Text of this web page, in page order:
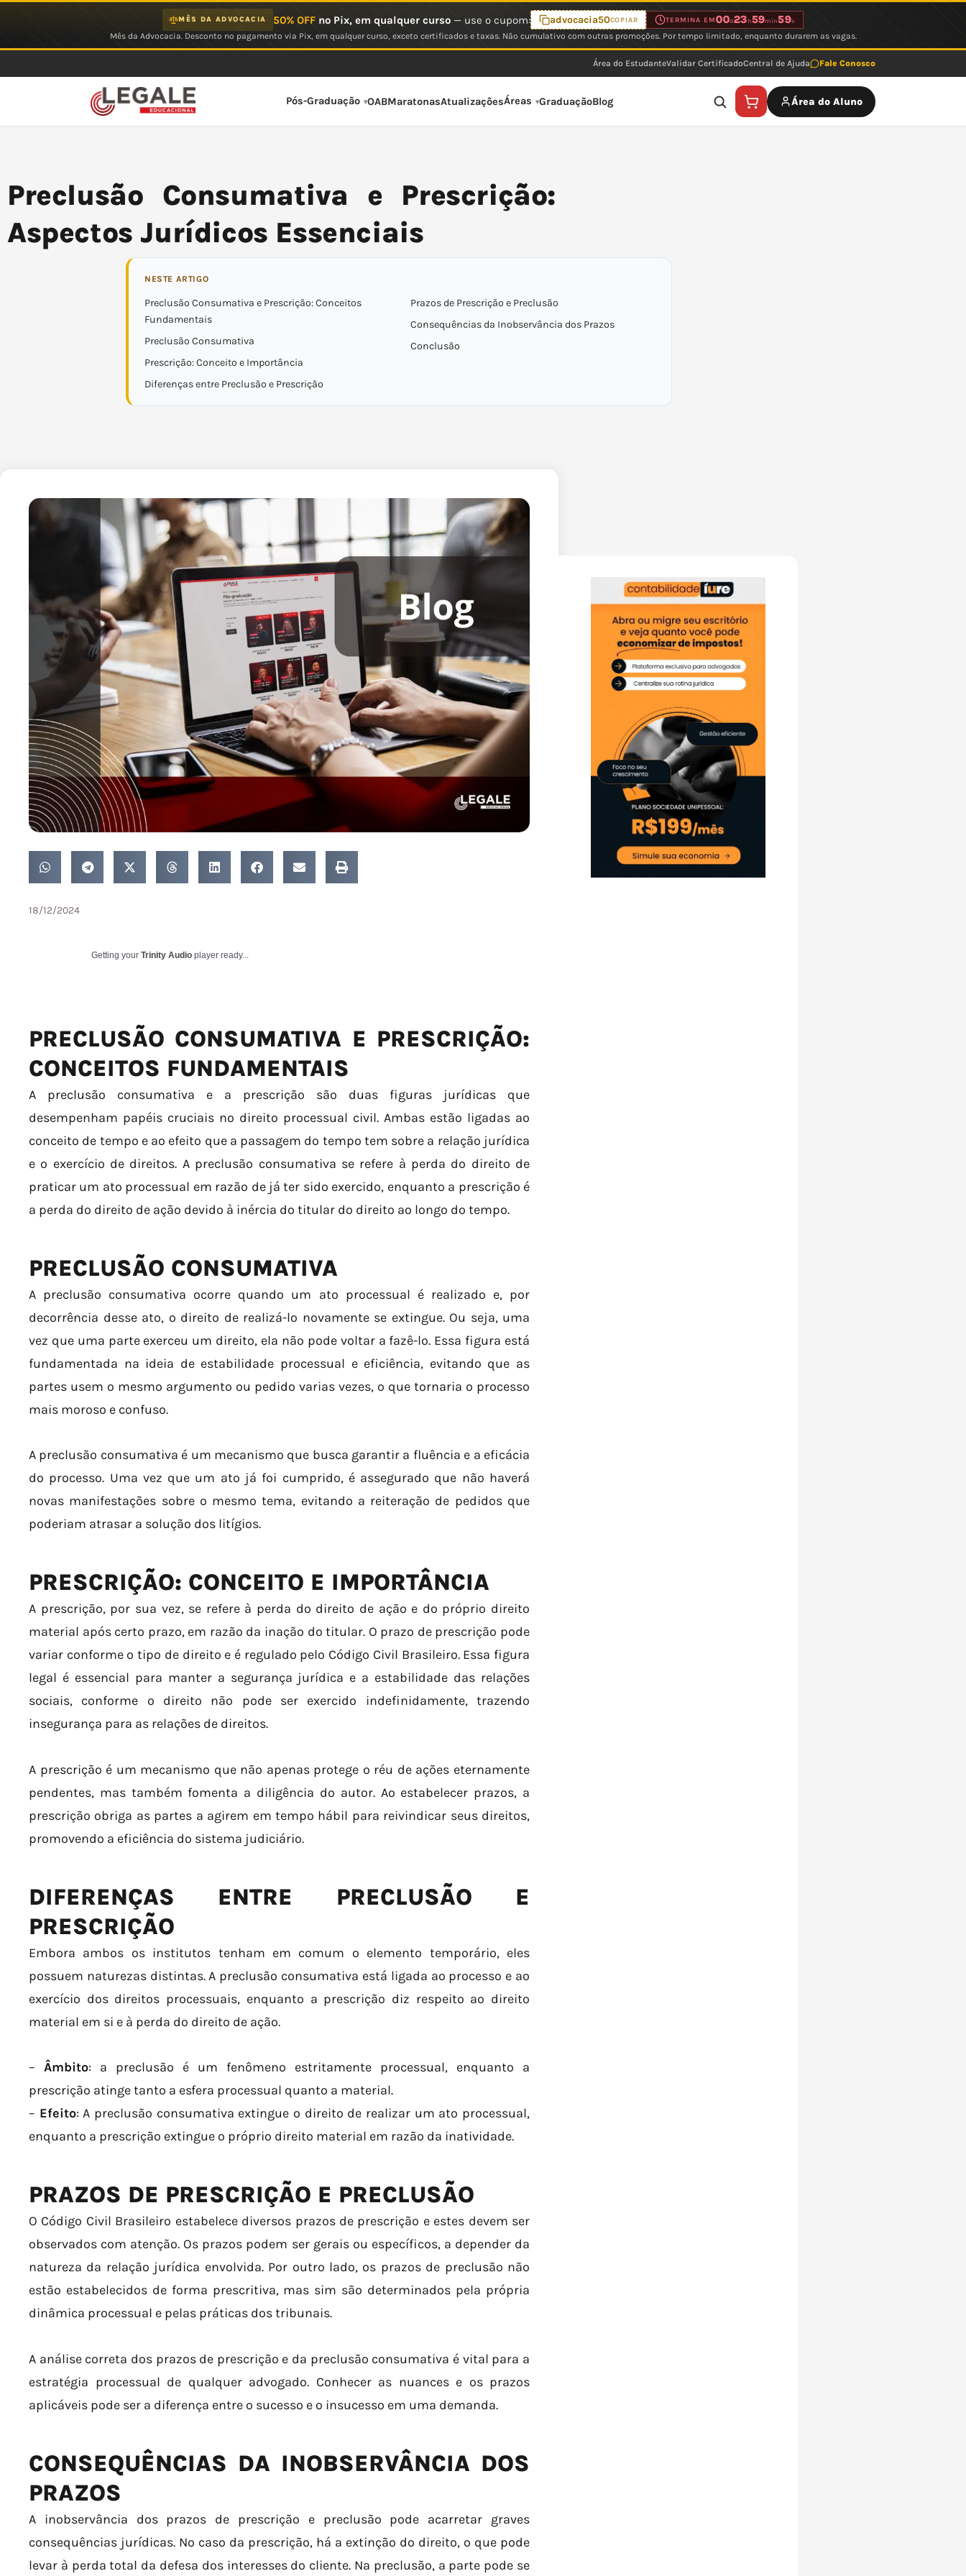
MÊS DA ADVOCACIA 50% OFFno Pix, em qualquer curso— use o cupom: advocacia50COPIAR TERMINA EM00d23 h59min59s
Mês da Advocacia. Desconto no pagamento via Pix, em qualquer curso, exceto certificados e taxas. Não cumulativo com outras promoções. Por tempo limitado, enquanto durarem as vagas.
Área do EstudanteValidar CertificadoCentral de Ajuda Fale Conosco
Pós-Graduação OABMaratonasAtualizaçõesÁreas GraduaçãoBlog Área do Aluno
Preclusão Consumativa e Prescrição:
Aspectos Jurídicos Essenciais
NESTE ARTIGO
Preclusão Consumativa e Prescrição: Conceitos
Fundamentais
Preclusão Consumativa
Prescrição: Conceito e Importância
Diferenças entre Preclusão e Prescrição
Prazos de Prescrição e Preclusão
Consequências da Inobservância dos Prazos
Conclusão
18/12/2024
Getting your Trinity Audio player ready...
PRECLUSÃO CONSUMATIVA E PRESCRIÇÃO:
CONCEITOS FUNDAMENTAIS
A preclusão consumativa e a prescrição são duas figuras jurídicas que
desempenham papéis cruciais no direito processual civil. Ambas estão ligadas ao
conceito de tempo e ao efeito que a passagem do tempo tem sobre a relação jurídica
e o exercício de direitos. A preclusão consumativa se refere à perda do direito de
praticar um ato processual em razão de já ter sido exercido, enquanto a prescrição é
a perda do direito de ação devido à inércia do titular do direito ao longo do tempo.
PRECLUSÃO CONSUMATIVA
A preclusão consumativa ocorre quando um ato processual é realizado e, por
decorrência desse ato, o direito de realizá-lo novamente se extingue. Ou seja, uma
vez que uma parte exerceu um direito, ela não pode voltar a fazê-lo. Essa figura está
fundamentada na ideia de estabilidade processual e eficiência, evitando que as
partes usem o mesmo argumento ou pedido varias vezes, o que tornaria o processo
mais moroso e confuso.
A preclusão consumativa é um mecanismo que busca garantir a fluência e a eficácia
do processo. Uma vez que um ato já foi cumprido, é assegurado que não haverá
novas manifestações sobre o mesmo tema, evitando a reiteração de pedidos que
poderiam atrasar a solução dos litígios.
PRESCRIÇÃO: CONCEITO E IMPORTÂNCIA
A prescrição, por sua vez, se refere à perda do direito de ação e do próprio direito
material após certo prazo, em razão da inação do titular. O prazo de prescrição pode
variar conforme o tipo de direito e é regulado pelo Código Civil Brasileiro. Essa figura
legal é essencial para manter a segurança jurídica e a estabilidade das relações
sociais, conforme o direito não pode ser exercido indefinidamente, trazendo
insegurança para as relações de direitos.
A prescrição é um mecanismo que não apenas protege o réu de ações eternamente
pendentes, mas também fomenta a diligência do autor. Ao estabelecer prazos, a
prescrição obriga as partes a agirem em tempo hábil para reivindicar seus direitos,
promovendo a eficiência do sistema judiciário.
DIFERENÇAS ENTRE PRECLUSÃO E
PRESCRIÇÃO
Embora ambos os institutos tenham em comum o elemento temporário, eles
possuem naturezas distintas. A preclusão consumativa está ligada ao processo e ao
exercício dos direitos processuais, enquanto a prescrição diz respeito ao direito
material em si e à perda do direito de ação.
– Âmbito: a preclusão é um fenômeno estritamente processual, enquanto a
prescrição atinge tanto a esfera processual quanto a material.
– Efeito: A preclusão consumativa extingue o direito de realizar um ato processual,
enquanto a prescrição extingue o próprio direito material em razão da inatividade.
PRAZOS DE PRESCRIÇÃO E PRECLUSÃO
O Código Civil Brasileiro estabelece diversos prazos de prescrição e estes devem ser
observados com atenção. Os prazos podem ser gerais ou específicos, a depender da
natureza da relação jurídica envolvida. Por outro lado, os prazos de preclusão não
estão estabelecidos de forma prescritiva, mas sim são determinados pela própria
dinâmica processual e pelas práticas dos tribunais.
A análise correta dos prazos de prescrição e da preclusão consumativa é vital para a
estratégia processual de qualquer advogado. Conhecer as nuances e os prazos
aplicáveis pode ser a diferença entre o sucesso e o insucesso em uma demanda.
CONSEQUÊNCIAS DA INOBSERVÂNCIA DOS
PRAZOS
A inobservância dos prazos de prescrição e preclusão pode acarretar graves
consequências jurídicas. No caso da prescrição, há a extinção do direito, o que pode
levar à perda total da defesa dos interesses do cliente. Na preclusão, a parte pode se